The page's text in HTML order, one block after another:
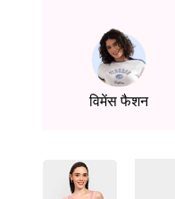
विमेंस फैशन